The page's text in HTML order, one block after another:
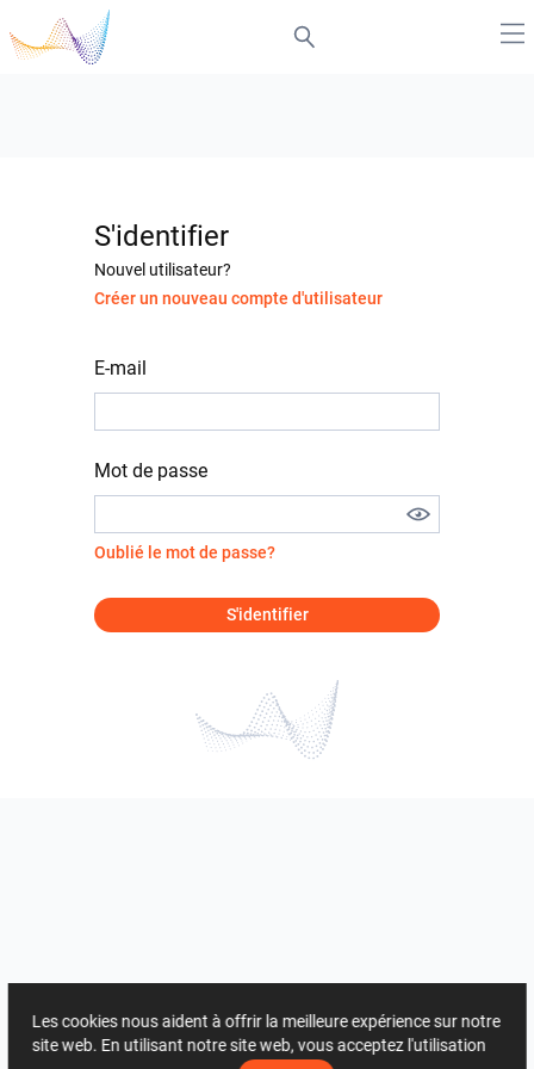
S'identifier
Nouvel utilisateur?
Créer un nouveau compte d'utilisateur
E-mail
Mot de passe
Oublié le mot de passe?
S'identifier
Les cookies nous aident à offrir la meilleure expérience sur notre
site web. En utilisant notre site web, vous acceptez l'utilisation